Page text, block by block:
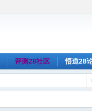
评测28社区 悟道28